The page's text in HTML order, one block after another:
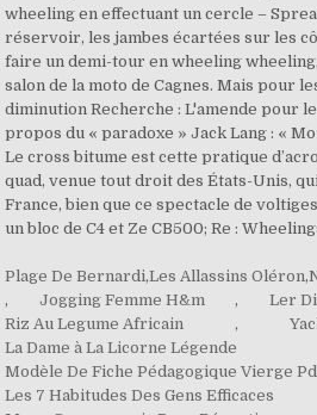
Plage De Bernardi,Les Allassins Oléron,
,
Jogging Femme H&m , Ler
Riz Au Legume Africain
,
La Dame à La Licorne Légende
Modèle De Fiche Pédagogique Vierge
Les 7 Habitudes Des Gens Efficaces